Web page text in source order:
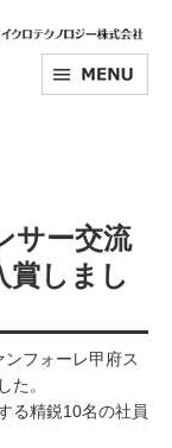
サー交流
しまし
フォーレ甲府ス
た。
る精鋭10名の社員